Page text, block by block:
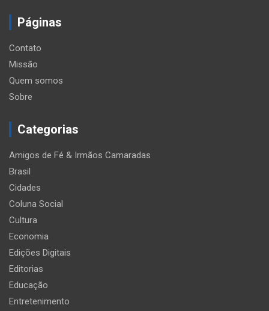
Páginas
Contato
Missão
Quem somos
Sobre
Categorias
Amigos de Fé & Irmãos Camaradas
Brasil
Cidades
Coluna Social
Cultura
Economia
Edições Digitais
Editorias
Educação
Entretenimento